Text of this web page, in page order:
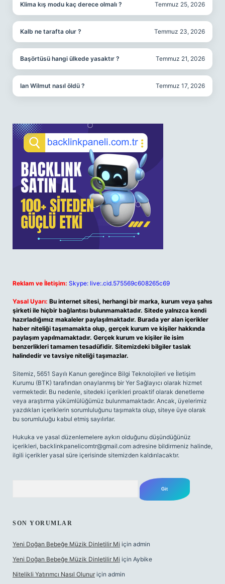
Klima kış modu kaç derece olmalı ? Temmuz 25, 2026
Kalb ne tarafta olur ? Temmuz 23, 2026
Başörtüsü hangi ülkede yasaktır ? Temmuz 21, 2026
Ian Wilmut nasıl öldü ? Temmuz 17, 2026
Reklam ve İletişim: Skype: live:.cid.575569c608265c69
Yasal Uyarı: Bu internet sitesi, herhangi bir marka, kurum veya şahıs
şirketi ile hiçbir bağlantısı bulunmamaktadır. Sitede yalnızca kendi
hazırladığımız makaleler paylaşılmaktadır. Burada yer alan içerikler
haber niteliği taşımamakta olup, gerçek kurum ve kişiler hakkında
paylaşım yapılmamaktadır. Gerçek kurum ve kişiler ile isim
benzerlikleri tamamen tesadüfidir. Sitemizdeki bilgiler taslak
halindedir ve tavsiye niteliği taşımazlar.
Sitemiz, 5651 Sayılı Kanun gereğince Bilgi Teknolojileri ve İletişim
Kurumu (BTK) tarafından onaylanmış bir Yer Sağlayıcı olarak hizmet
vermektedir. Bu nedenle, sitedeki içerikleri proaktif olarak denetleme
veya araştırma yükümlülüğümüz bulunmamaktadır. Ancak, üyelerimiz
yazdıkları içeriklerin sorumluluğunu taşımakta olup, siteye üye olarak
bu sorumluluğu kabul etmiş sayılırlar.
Hukuka ve yasal düzenlemelere aykırı olduğunu düşündüğünüz
içerikleri, backlinkpanelicomtr@gmail.com adresine bildirmeniz halinde,
ilgili içerikler yasal süre içerisinde sitemizden kaldırılacaktır.
SON YORUMLAR
Yeni Doğan Bebeğe Müzik Dinletilir Mi için admin
Yeni Doğan Bebeğe Müzik Dinletilir Mi için Aybike
Nitelikli Yatırımcı Nasıl Olunur için admin